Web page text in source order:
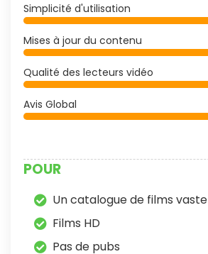
Simplicité d'utilisation
Mises à jour du contenu
Qualité des lecteurs vidéo
Avis Global
POUR
Un catalogue de films vaste
Films HD
Pas de pubs